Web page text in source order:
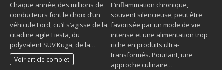
Chaque année, des millions de
conducteurs font le choix d’un
véhicule Ford, qu’il s’agisse de la
citadine agile Fiesta, du
polyvalent SUV Kuga, de la…
Voir article complet
L’inflammation chronique,
souvent silencieuse, peut être
favorisée par un mode de vie
intense et une alimentation trop
riche en produits ultra-
transformés. Pourtant, une
approche culinaire…